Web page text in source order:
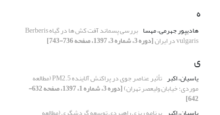
ه
هادیپور جهرمی، مهسا بررسی پسماند آفت کش ها در گیاه Berberis
vulgaris در ایران [دوره 3، شماره 3، 1397، صفحه 736-743]
ی
یاسیان، اکبر تأثیر عناصر جوی در پراکنش آلاینده‌ PM2.5 (مطالعه
موردی: خیابان ولیعصر تهران) [دوره 3، شماره 1، 1397، صفحه 632-
642]